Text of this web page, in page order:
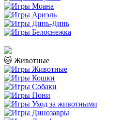
🐱 Животные